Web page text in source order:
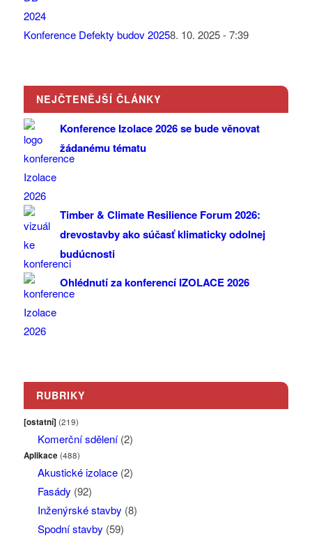
Konference Defekty budov 20258. 10. 2025 - 7:39
NEJČTENĚJŠÍ ČLÁNKY
Konference Izolace 2026 se bude věnovat
žádanému tématu
Timber & Climate Resilience Forum 2026:
drevostavby ako súčasť klimaticky odolnej
budúcnosti
Ohlédnutí za konferencí IZOLACE 2026
RUBRIKY
[ostatní] (219)
Komerční sdělení(2)
Aplikace (488)
Akustické izolace(2)
Fasády (92)
Inženýrské stavby (8)
Spodní stavby (59)